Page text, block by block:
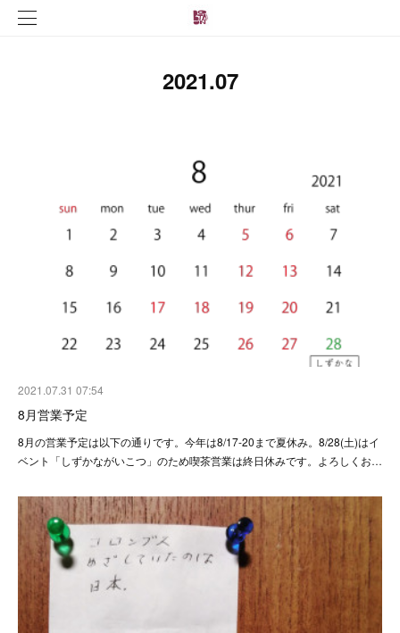
2021.07
2021.07.31 07:54
8月営業予定
8月の営業予定は以下の通りです。今年は8/17-20まで夏休み。8/28(土)はイ
ベント「しずかながいこつ」のため喫茶営業は終日休みです。よろしくお…